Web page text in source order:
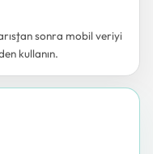
sonra mobil veriyi
kullanın.